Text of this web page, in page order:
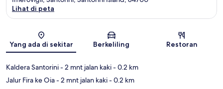
Peta
Lihat di peta
Yang ada di sekitar Berkeliling Restoran
Kaldera Santorini- 2 mnt jalan kaki- 0.2 km
Jalur Fira ke Oia- 2 mnt jalan kaki- 0.2 km